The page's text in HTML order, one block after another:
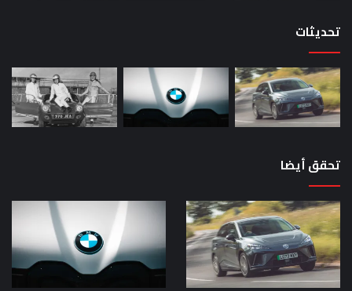
تحديثات
تحقق أيضا